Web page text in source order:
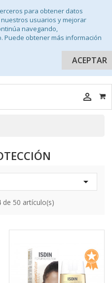
para obtener datos
usuarios y mejorar
navegando,
Puede obtener más información
ACEPTAR


50 artículo(s)